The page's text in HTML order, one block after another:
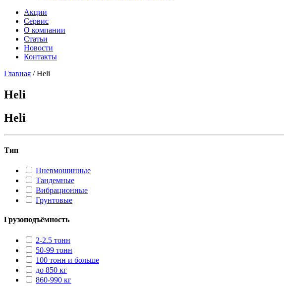
Акции
Сервис
О компании
Статьи
Новости
Контакты
Главная /Heli
Heli
Heli
Тип
Пневмошинные
Тандемные
Вибрационные
Грунтовые
Грузоподъёмность
2-2.5 тонн
50-99 тонн
100 тонн и больше
до 850 кг
860-990 кг